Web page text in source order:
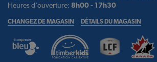
Heures d'ouverture: 8h00 - 17h30
CHANGEZ DE MAGASIN DÉTAILS DU MAGASIN